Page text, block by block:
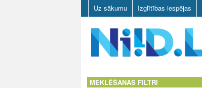
Uz sākumu Izglītības iespējas
MEKLĒŠANAS FILTRI